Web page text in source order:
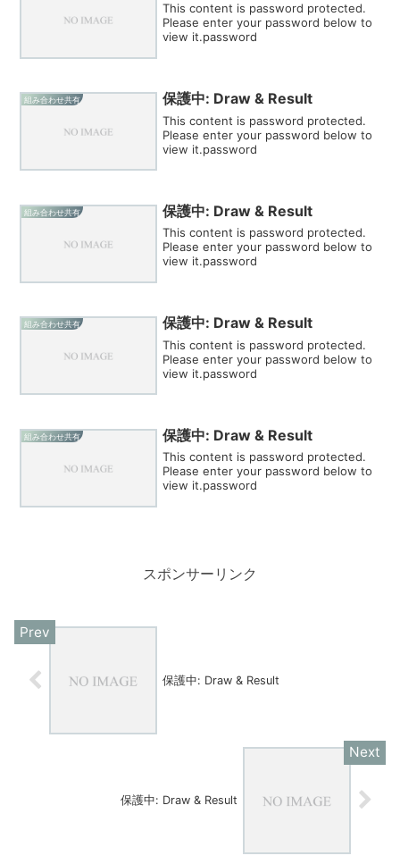
This content is password protected.
Please enter your password below to
view it.password
組み合わせ共有 保護中: Draw & Result
This content is password protected.
Please enter your password below to
view it.password
組み合わせ共有 保護中: Draw & Result
This content is password protected.
Please enter your password below to
view it.password
組み合わせ共有 保護中: Draw & Result
This content is password protected.
Please enter your password below to
view it.password
組み合わせ共有 保護中: Draw & Result
This content is password protected.
Please enter your password below to
view it.password
スポンサーリンク
保護中: Draw & Result
保護中: Draw & Result